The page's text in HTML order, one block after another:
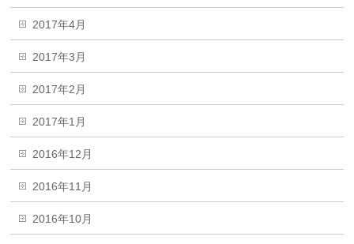
2017年4月
2017年3月
2017年2月
2017年1月
2016年12月
2016年11月
2016年10月